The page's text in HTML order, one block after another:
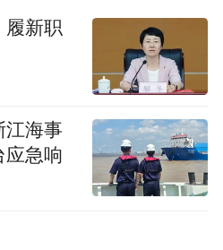
履新职
江海事
急响